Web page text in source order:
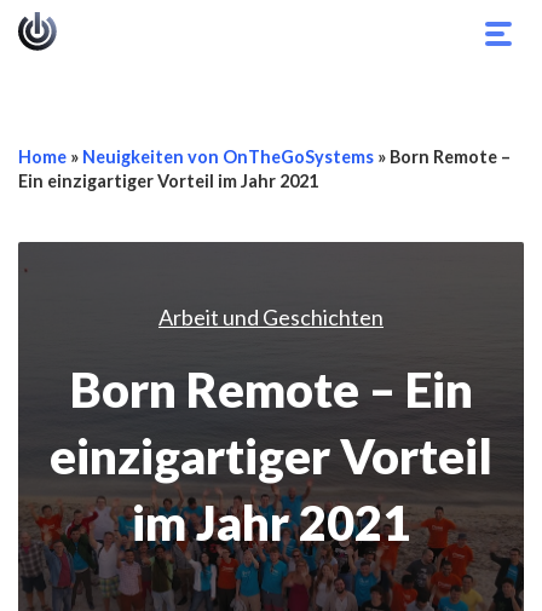
Home » Neuigkeiten von OnTheGoSystems » Born Remote –
Ein einzigartiger Vorteil im Jahr 2021
Arbeit und Geschichten
Born Remote – Ein
einzigartiger Vorteil
im Jahr 2021